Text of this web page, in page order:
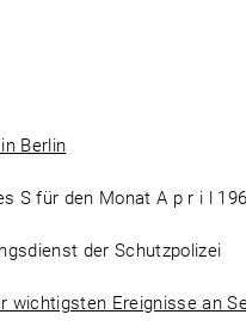
Berlin
S für den Monat A p r i l
der Schutzpolizei
wichtigsten Ereignisse an